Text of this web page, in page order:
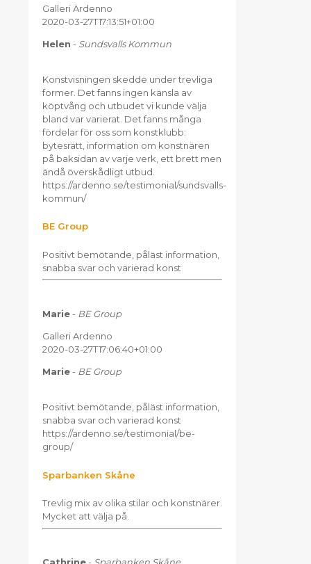
Galleri Ardenno
2020-03-27T17:13:51+01:00
Helen - Sundsvalls Kommun
Konstvisningen skedde under trevliga
former. Det fanns ingen känsla av
köptvång och utbudet vi kunde välja
bland var varierat. Det fanns många
fördelar för oss som konstklubb:
bytesrätt, information om konstnären
på baksidan av varje verk, ett brett men
ändå överskådligt utbud.
https://ardenno.se/testimonial/sundsvalls-
kommun/
BE Group
Positivt bemötande, påläst information,
snabba svar och varierad konst
Marie- BE Group
Galleri Ardenno
2020-03-27T17:06:40+01:00
Marie- BE Group
Positivt bemötande, påläst information,
snabba svar och varierad konst
https://ardenno.se/testimonial/be-
group/
Sparbanken Skåne
Trevlig mix av olika stilar och konstnärer.
Mycket att välja på.